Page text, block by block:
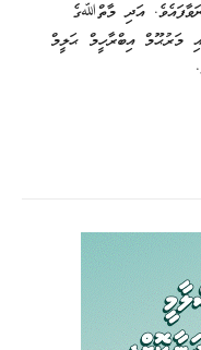
އަދި މާތްﷲގެ
މަރުޙޫމް އިބްރާހީމް ޙަލީމް